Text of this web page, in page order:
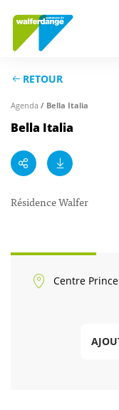
RETOUR
Agenda / Bella Italia
Bella Italia
Résidence Walfer
Centre